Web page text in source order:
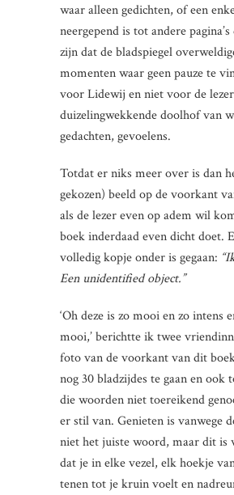
waar alleen gedichten, of een
neergepend is tot andere
zijn dat de bladspiegel
momenten waar geen pauze te
voor Lidewij en niet voor de
duizelingwekkende doolhof van
gedachten, gevoelens.
Totdat er niks meer over is dan
gekozen) beeld op de voorkant
als de lezer even op adem wil
boek inderdaad even dicht doet.
volledig kopje onder is gegaan:
Een unidentified object.”
‘Oh deze is zo mooi en zo intens
mooi,’ berichtte ik twee
foto van de voorkant van dit
nog 30 bladzijdes te gaan en ook
die woorden niet toereikend
er stil van. Genieten is vanwege
niet het juiste woord, maar dit is
dat je in elke vezel, elk hoekje
tenen tot je kruin voelt en